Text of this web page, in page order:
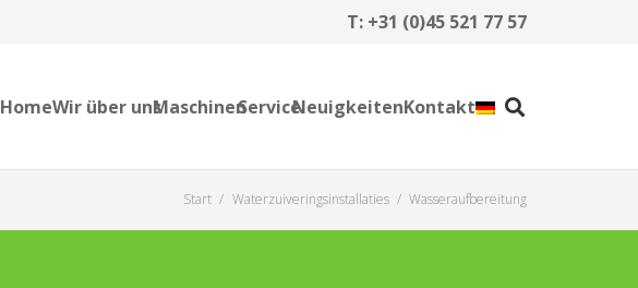
T: +31 (0)45 521 77 57
HomeWir über unsMaschinenServiceNeuigkeitenKontakt
Start / Waterzuiveringsinstallaties / Wasseraufbereitung